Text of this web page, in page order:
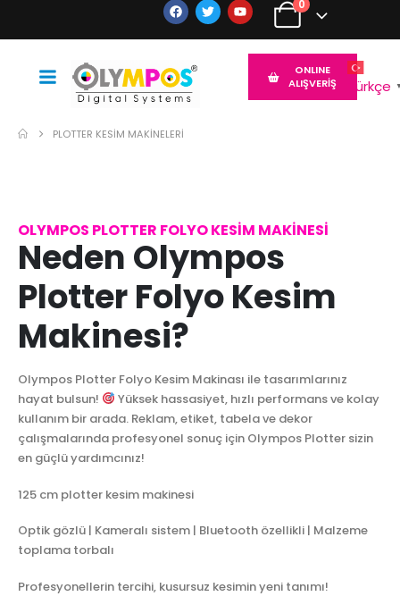
0
ONLINE
ALIŞVERİŞ
Türkçe
PLOTTER KESİM MAKİNELERİ
OLYMPOS PLOTTER FOLYO KESİM MAKİNESİ
Neden Olympos
Plotter Folyo Kesim
Makinesi?
Olympos Plotter Folyo Kesim Makinası ile tasarımlarınız
hayat bulsun!
Yüksek hassasiyet, hızlı performans ve kolay
kullanım bir arada. Reklam, etiket, tabela ve dekor
çalışmalarında profesyonel sonuç için Olympos Plotter sizin
en güçlü yardımcınız!
125 cm plotter kesim makinesi
Optik gözlü | Kameralı sistem | Bluetooth özellikli | Malzeme
toplama torbalı
Profesyonellerin tercihi, kusursuz kesimin yeni tanımı!